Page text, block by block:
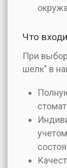
Что
При
шелк" в